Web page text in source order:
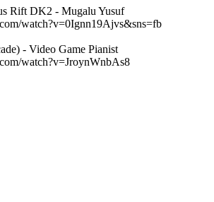
Rift DK2 - Mugalu Yusuf
watch?v=0Ignn19Ajvs&sns=fb
- Video Game Pianist
watch?v=JroynWnbAs8